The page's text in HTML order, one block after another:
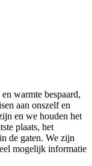
warmte bespaard,
aan onszelf en
en we houden het
plaats, het
de gaten. We zijn
mogelijk informatie